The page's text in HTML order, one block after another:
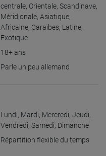
centrale, Orientale, Scandinave,
Méridionale, Asiatique,
Africaine, Caraïbes, Latine,
Exotique
18+ans
Parle un peu allemand
Lundi, Mardi, Mercredi, Jeudi,
Vendredi, Samedi, Dimanche
Répartition flexible du temps